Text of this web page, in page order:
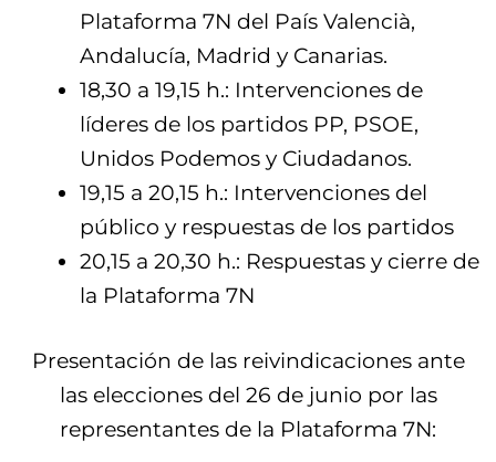
Plataforma 7N del País Valencià,
Andalucía, Madrid y Canarias.
18,30 a 19,15 h.: Intervenciones de
líderes de los partidos PP, PSOE,
Unidos Podemos y Ciudadanos.
19,15 a 20,15 h.: Intervenciones del
público y respuestas de los partidos
20,15 a 20,30 h.: Respuestas y cierre de
la Plataforma 7N
Presentación de las reivindicaciones ante
las elecciones del 26 de junio por las
representantes de la Plataforma 7N: